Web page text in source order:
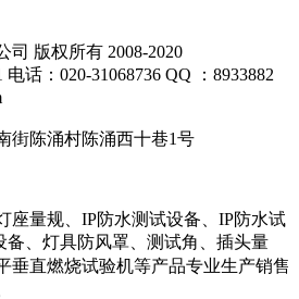
司 版权所有 2008-2020
话：020-31068736 QQ ：8933882
街陈涌村陈涌西十巷1号
座量规、IP防水测试设备、IP防水试
备、灯具防风罩、测试角、插头量
垂直燃烧试验机等产品专业生产销售